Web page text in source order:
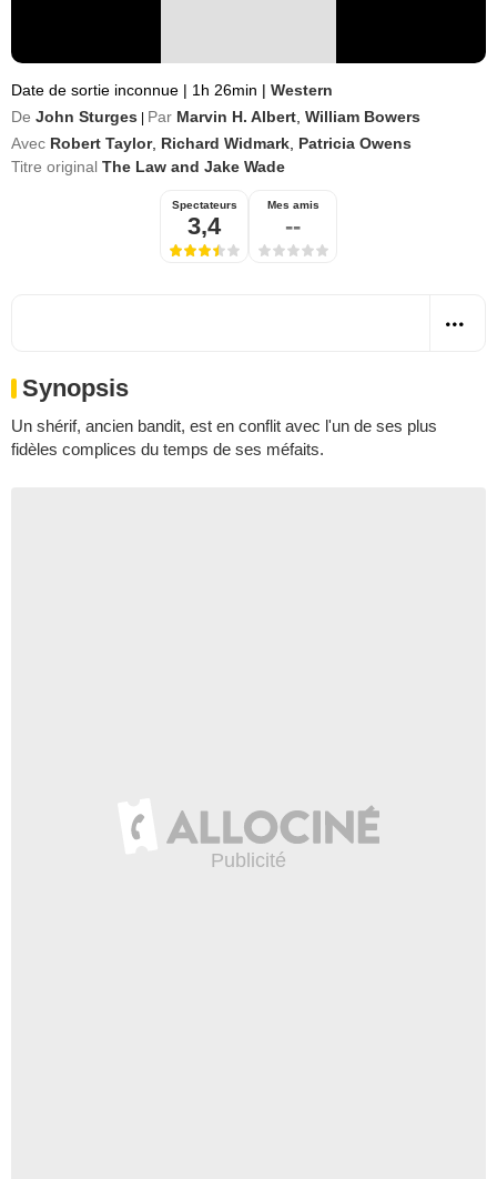
Date de sortie inconnue | 1h 26min | Western
De John Sturges Par Marvin H. Albert William Bowers
Avec Robert Taylor, Richard Widmark Patricia Owens
Titre original The Law and Jake Wade
Spectateurs
3,4
Mes amis
--
Synopsis
Un shérif, ancien bandit, est en conflit avec l'un de ses plus
fidèles complices du temps de ses méfaits.